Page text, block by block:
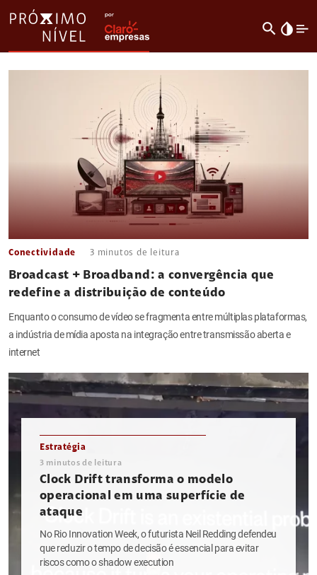
search invert_colors
Conectividade 3 minutos de leitura
Broadcast + Broadband: a convergência que
redefine a distribuição de conteúdo
Enquanto o consumo de vídeo se fragmenta entre múltiplas plataformas,
a indústria de mídia aposta na integração entre transmissão aberta e
internet
Estratégia
3 minutos de leitura
Clock Drift transforma o modelo
operacional em uma superfície de
ataque
No Rio Innovation Week, o futurista Neil Redding defendeu
que reduzir o tempo de decisão é essencial para evitar
riscos como o shadow execution